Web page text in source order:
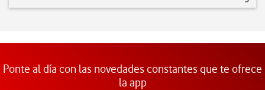
Ponte al día con las novedades constantes que te ofrece
la app